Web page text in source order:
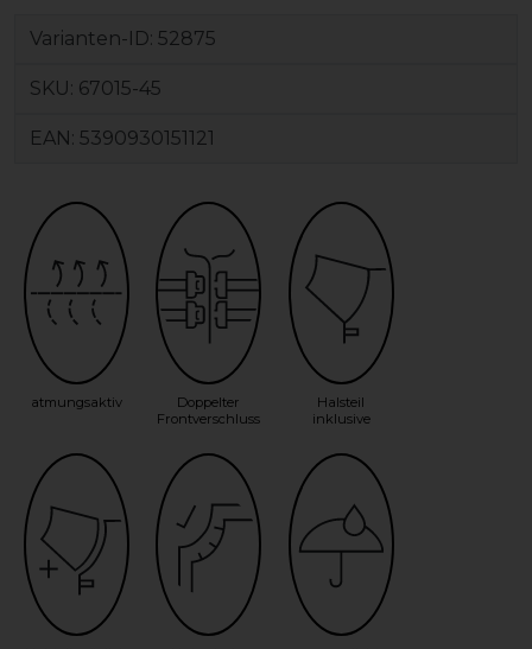
Varianten-ID: 52875
SKU: 67015-45
EAN: 5390930151121
atmungsaktiv
Doppelter
Frontverschluss
Halsteil
inklusive